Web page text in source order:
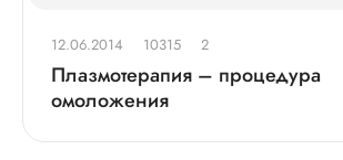
12.06.2014 10315 2
Плазмотерапия – процедура
омоложения